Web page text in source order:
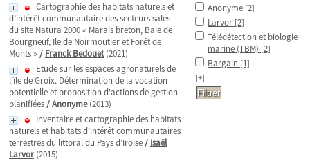
Cartographie des habitats naturels et
d’intérêt communautaire des secteurs salés
du site Natura 2000 « Marais breton, Baie de
Bourgneuf, Ile de Noirmoutier et Forêt de
Monts » / Franck Bedouet(2021)
Etude sur les espaces agronaturels de
l'île de Groix. Détermination de la vocation
potentielle et proposition d'actions de gestion
planifiées/Anonyme(2013)
Inventaire et cartographie des habitats
naturels et habitats d’intérêt communautaires
terrestres du littoral du Pays d’Iroise/ Isaël
Larvor (2015)
Anonyme [2]
Larvor [2]
Télédétection et biologie
marine (TBM) [2]
Bargain [1]
[+]